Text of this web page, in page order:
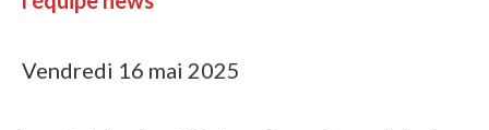
Vendredi 16 mai 2025